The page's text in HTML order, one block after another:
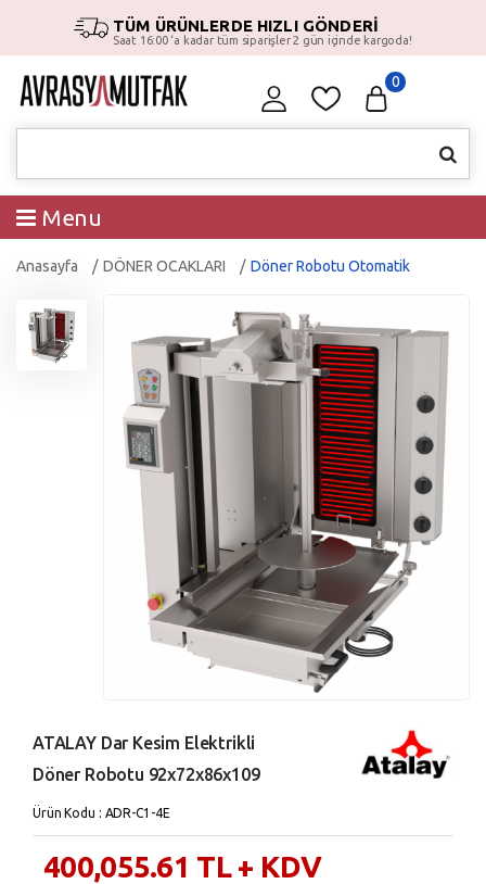
TÜM ÜRÜNLERDE HIZLI GÖNDERİ
Saat 16:00 ‘a kadar tüm siparişler 2 gün içinde kargoda!
0
Menu
Anasayfa DÖNER OCAKLARI Döner Robotu Otomatik
ATALAY Dar Kesim Elektrikli
Döner Robotu 92x72x86x109
Ürün Kodu : ADR-C1-4E
400,055.61 TL+ KDV